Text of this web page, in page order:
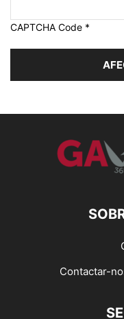
CAPTCHA Code *
Contactar-